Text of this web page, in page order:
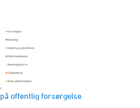
offentlig forsørgelse